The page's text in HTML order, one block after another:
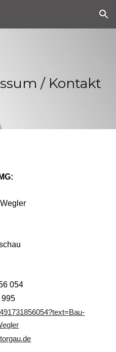
Skip to navigation
/ Kontakt
054
995